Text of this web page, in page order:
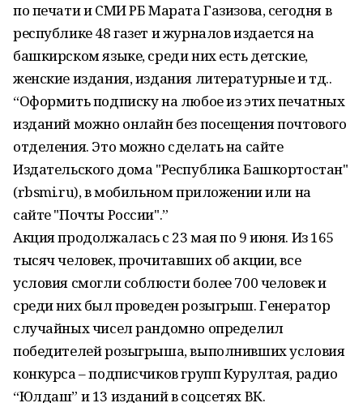
по печати и СМИ РБ Марата Газизова, сегодня в
республике 48 газет и журналов издается на
башкирском языке, среди них есть детские,
женские издания, издания литературные и тд..
“Оформить подписку на любое из этих печатных
изданий можно онлайн без посещения почтового
отделения. Это можно сделать на сайте
Издательского дома "Республика Башкортостан"
(rbsmi.ru), в мобильном приложении или на
сайте "Почты России".”
Акция продолжалась с 23 мая по 9 июня. Из 165
тысяч человек, прочитавших об акции, все
условия смогли соблюсти более 700 человек и
среди них был проведен розыгрыш. Генератор
случайных чисел рандомно определил
победителей розыгрыша, выполнивших условия
конкурса – подписчиков групп Курултая, радио
“Юлдаш” и 13 изданий в соцсетях ВК.